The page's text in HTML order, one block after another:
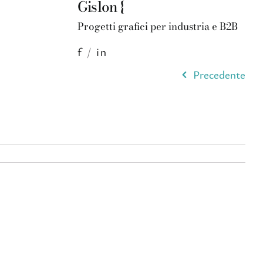
Gislon {
Progetti grafici per industria e B2B
f / in
Precedente